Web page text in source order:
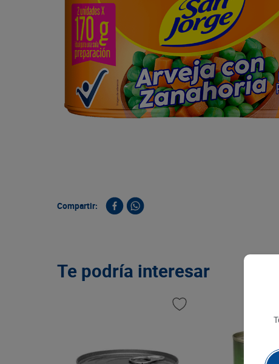
queso
papa
Compartir:
Te podría interesar